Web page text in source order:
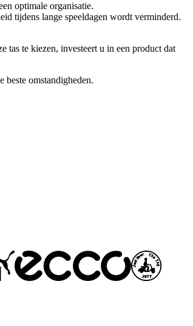
optimale organisatie.
tijdens lange speeldagen wordt verminderd.
tas te kiezen, investeert u in een product dat
omstandigheden.